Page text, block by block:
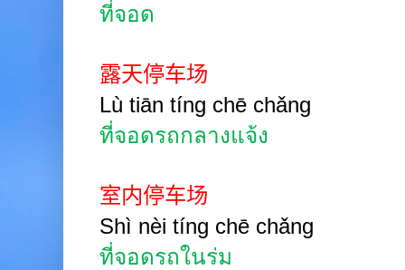
ที่จอด
露天停车场
Lù tiān tíng chē chǎng
ที่จอดรถกลางแจ้ง
室内停车场
Shì nèi tíng chē chǎng
ที่จอดรถในร่ม